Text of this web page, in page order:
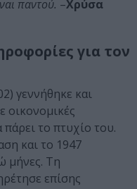
παντού. –Χρύσα
για τον
γεννήθηκε και
οικονομικές
το πτυχίο του.
και το 1947
μήνες. Τη
επίσης